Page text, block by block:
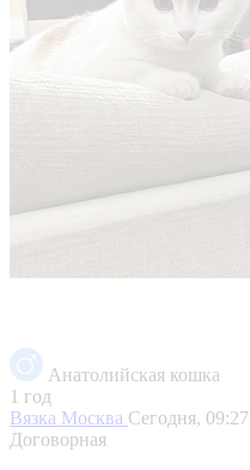
Анатолийская кошка
1 год
Вязка Москва Сегодня, 09:27
Договорная